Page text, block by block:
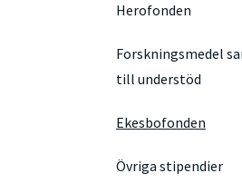
Herofonden
Forskningsmedel
till understöd
Ekesbofonden
Övriga stipendier